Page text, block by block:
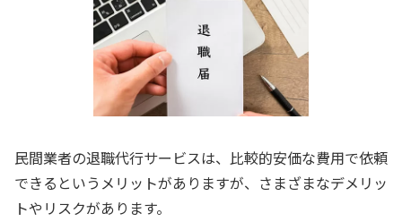
民間業者の退職代行サービスは、比較的安価な費用で依頼
できるというメリットがありますが、さまざまなデメリッ
トやリスクがあります。